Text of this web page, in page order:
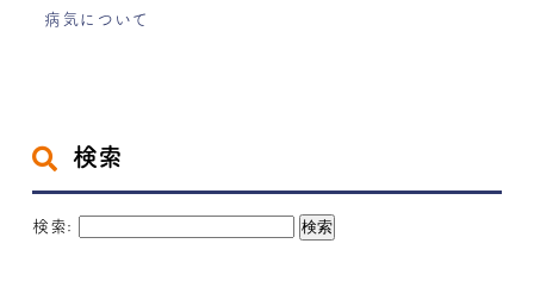
病気について
検索
検索: